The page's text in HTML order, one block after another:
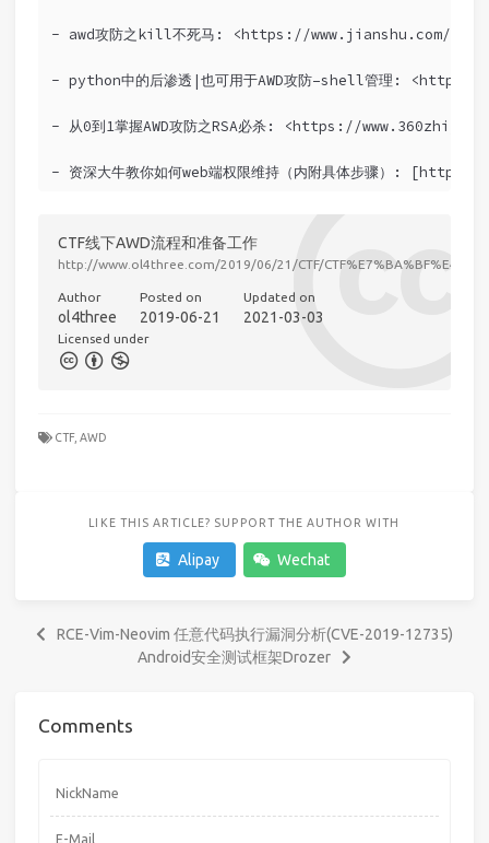
- awd攻防之kill不死马: <https://www.jianshu.com/p/
- python中的后渗透|也可用于AWD攻防–shell管理:
- 从0到1掌握AWD攻防之RSA必杀: <https://
- 资深大牛教你如何web端权限维持（内附具体步骤）:
CTF线下AWD流程和准备工作
http://www.ol4three.com/2019/06/21/CTF/
Author
ol4three
Posted on
2019-06-21
Updated on
2021-03-03
Licensed under
CTF, AWD
LIKE THIS ARTICLE? SUPPORT THE AUTHOR WITH
Alipay Wechat
RCE-Vim-Neovim 任意代码执行漏洞分析(CVE-2019-12735)
Android安全测试框架Drozer
Comments